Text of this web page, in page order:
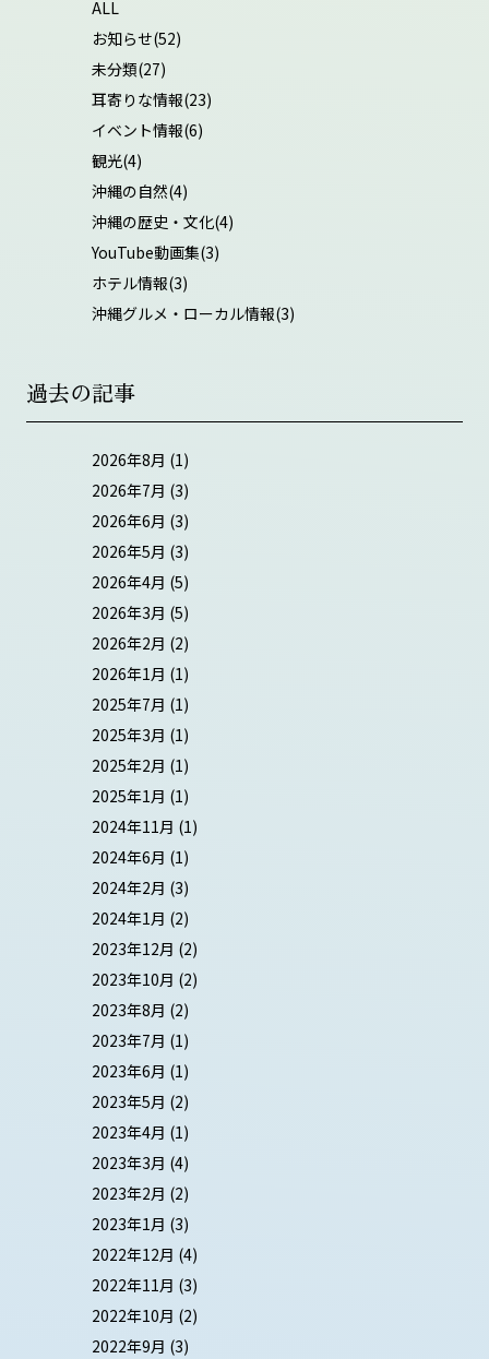
ALL
お知らせ(52)
未分類(27)
耳寄りな情報(23)
イベント情報(6)
観光(4)
沖縄の自然(4)
沖縄の歴史・文化(4)
YouTube動画集(3)
ホテル情報(3)
沖縄グルメ・ローカル情報(3)
過去の記事
2026年8月 (1)
2026年7月 (3)
2026年6月 (3)
2026年5月 (3)
2026年4月 (5)
2026年3月 (5)
2026年2月 (2)
2026年1月 (1)
2025年7月 (1)
2025年3月 (1)
2025年2月 (1)
2025年1月 (1)
2024年11月 (1)
2024年6月 (1)
2024年2月 (3)
2024年1月 (2)
2023年12月 (2)
2023年10月 (2)
2023年8月 (2)
2023年7月 (1)
2023年6月 (1)
2023年5月 (2)
2023年4月 (1)
2023年3月 (4)
2023年2月 (2)
2023年1月 (3)
2022年12月 (4)
2022年11月 (3)
2022年10月 (2)
2022年9月 (3)